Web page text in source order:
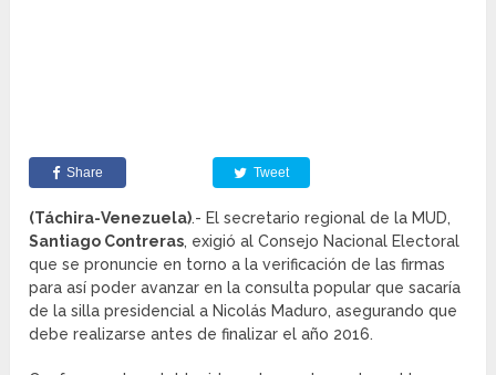
Share Tweet
(Táchira-Venezuela).- El secretario regional de la MUD,
Santiago Contreras, exigió al Consejo Nacional Electoral
que se pronuncie en torno a la verificación de las firmas
para así poder avanzar en la consulta popular que sacaría
de la silla presidencial a Nicolás Maduro, asegurando que
debe realizarse antes de finalizar el año 2016.